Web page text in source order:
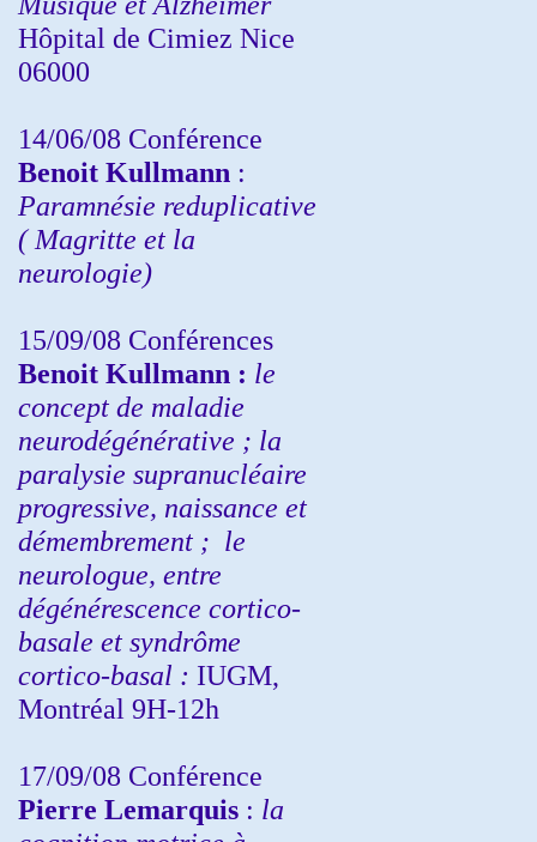
Hôpital de Cimiez Nice
06000
14/06/08 Conférence
Benoit Kullmann :
Paramnésie reduplicative
( Magritte et la
neurologie)
15/09/08 Conférences
Benoit Kullmann : le
concept de maladie
neurodégénérative ; la
paralysie supranucléaire
progressive, naissance et
démembrement ; le
neurologue, entre
dégénérescence cortico-
basale et syndrôme
cortico-basal : IUGM,
Montréal 9H-12h
17/09/08 Conférence
Pierre Lemarquis : la